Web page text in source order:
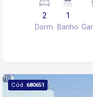
1 vaga de garagem
fica próximo a
comércio e
2
Dorm.
1
Banho
Cód. 680651